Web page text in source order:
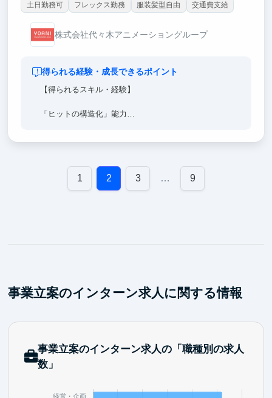
土日勤務可
フレックス勤務 服装髪型自由 交通費支給
株式会社代々木アニメーショングループ
得られる経験・成長できるポイント
【得られるスキル・経験】
「ヒットの構造化」能力
企画・制作・流通の全工程を俯瞰し、どこにリソース
を投下すれば最大の利益・認知が得られるかを判断す
IP」へと押し上げる一連のプロセスを当事者として主
自分の引いた戦略により、再生数、グッズ売上、ライ
る瞬間をリードした手応え。
1 2 3 … 9
事業立案のインターン求人に関する情報
事業立案のインターン求人の「職種別の求人
数」